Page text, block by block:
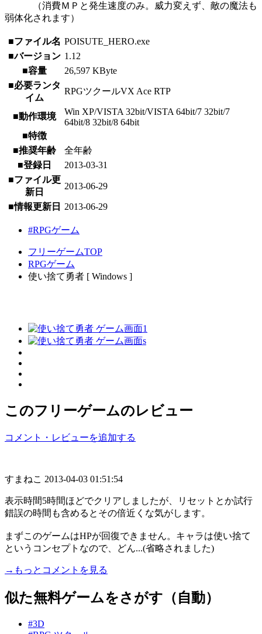
（消費ＭＰと発生速度のみ。威力変えず、敵の魔法も
弱体化されます）
■ファイル名 POISUTE_HERO.exe
■バージョン 1.12
■容量
26,597 KByte
■必要ランタ
イム
RPGツクールVX Ace RTP
■動作環境
Win XP/VISTA 32bit/VISTA 64bit/7 32bit/7
64bit/8 32bit/8 64bit
■特徴
■推奨年齢
全年齢
■登録日
2013-03-31
■ファイル更
新日
2013-06-29
■情報更新日 2013-06-29
#RPGゲーム
フリーゲームTOP
RPGゲーム
使い捨て勇者 [ Windows ]
このフリーゲームのレビュー
コメント・レビューを追加する
すまねこ 2013-04-03 01:51:54
表示時間5時間ほどでクリアしましたが、リセットとか試行
錯誤の時間も含めるとその倍近くな気がします。
まずこのゲームはHPが回復できません。キャラは使い捨て
というコンセプトなので、どん...(省略されました)
→もっとコメントを見る
似た無料ゲームをさがす（自動）
#3D